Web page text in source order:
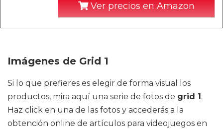
Ver precios en Amazon
Imágenes de Grid 1
Si lo que prefieres es elegir de forma visual los
productos, mira aquí una serie de fotos de grid 1.
Haz click en una de las fotos y accederás a la
obtención online de artículos para videojuegos en